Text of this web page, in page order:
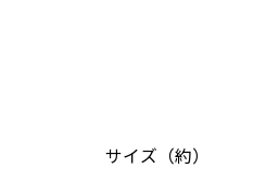
サイズ（約）